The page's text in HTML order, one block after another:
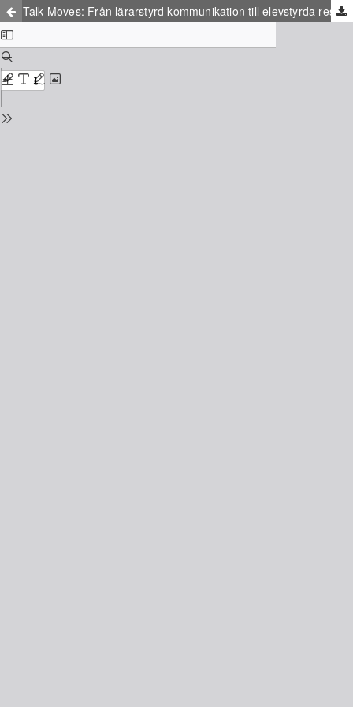
Talk Moves: Från lärarstyrd kommunikation till elevstyrda resonemang i klassrummet